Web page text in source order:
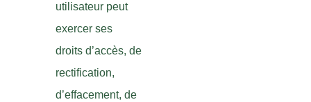
utilisateur peut
exercer ses
droits d’accès, de
rectification,
d’effacement, de